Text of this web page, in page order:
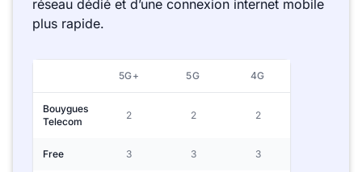
réseau dédié et d’une connexion internet mobile
plus rapide.
5G+ 5G 4G
Bouygues
Telecom
2 2 2
Free 3 3 3